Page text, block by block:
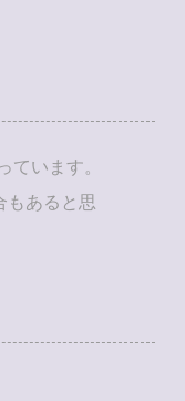
います。
もあると思